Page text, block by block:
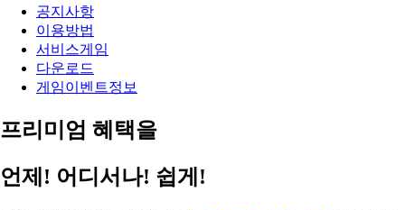
공지사항
이용방법
서비스게임
다운로드
게임이벤트정보
프리미엄 혜택을
언제! 어디서나! 쉽게!